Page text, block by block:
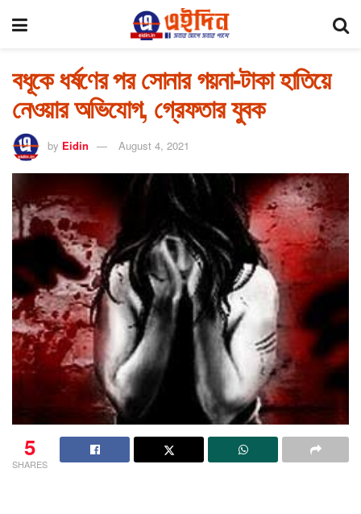
বধূকে ধর্ষণের পর সোনার গয়না-টাকা হাতিয়ে
নেওয়ার অভিযোগ, গ্রেফতার যুবক
by Eidin August 4, 2021
5
SHARES